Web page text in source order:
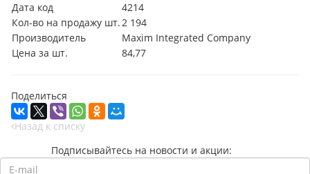
Дата код
4214
Кол-во на продажу шт.2 194
Производитель
Maxim Integrated Company
Цена за шт.
84,77
Поделиться
Назад к списку
Подписывайтесь на новости и акции: